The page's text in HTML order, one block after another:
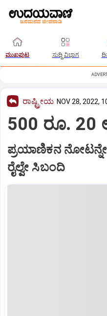
ಮುಖಪುಟ ಸುದ್ದಿ ವಿಭಾಗ
ರಾಷ್ಟ್ರೀಯ NOV 28, 2022,
500 ರೂ. 20
ಪ್ರಯಾಣಿಕನ
ರೈಲ್ವೇ ಸಿಬಂದಿ